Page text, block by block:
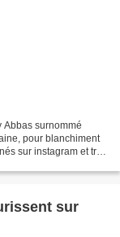
surnommé
pour blanchiment
sur instagram et très
sur